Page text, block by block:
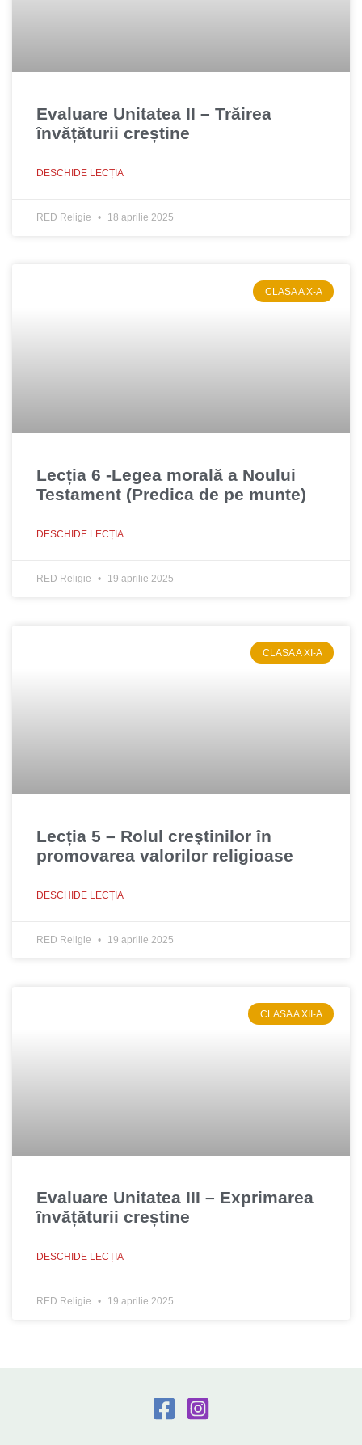
Evaluare Unitatea II – Trăirea
învățăturii creștine
DESCHIDE LECȚIA
RED Religie 18 aprilie 2025
CLASA A X-A
Lecția 6 -Legea morală a Noului
Testament (Predica de pe munte)
DESCHIDE LECȚIA
RED Religie 19 aprilie 2025
CLASA A XI-A
Lecția 5 – Rolul creştinilor în
promovarea valorilor religioase
DESCHIDE LECȚIA
RED Religie 19 aprilie 2025
CLASA A XII-A
Evaluare Unitatea III – Exprimarea
învățăturii creștine
DESCHIDE LECȚIA
RED Religie 19 aprilie 2025